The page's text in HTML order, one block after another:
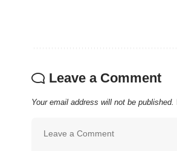
Leave a Comment
Your email address will not be published.